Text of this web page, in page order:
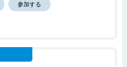
参加する